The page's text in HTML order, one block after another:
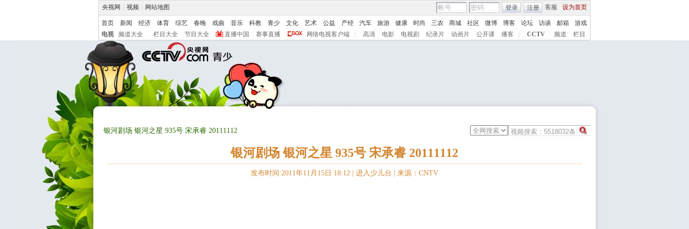
央视网 视频 网站地图 客服 设为首页
登录 注册
首页 新闻 经济 体育 综艺 春晚 戏曲 音乐 科教 青少 文化 艺术 公益 产经 汽车 旅游 健康 时尚 三农 商城 社区 微博 博客 论坛 访谈 邮箱
游戏
电视
频道大全 栏目大全 节目大全 直播中国 赛事直播 网络电视客户端 高清 电影 电视剧 纪录片 动画片 公开课 播客 CCTV 频道 栏目
银河剧场 银河之星 935号 宋承睿 20111112
银河剧场 银河之星 935号 宋承睿 20111112
发布时间:2011年11月15日 18:12 | 进入少儿台 来源：CNTV